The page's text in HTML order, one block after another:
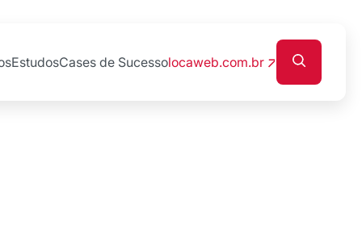
EstudosCases de Sucessolocaweb.com.br